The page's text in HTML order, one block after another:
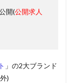
開(公開求人
」の2大ブランド
)